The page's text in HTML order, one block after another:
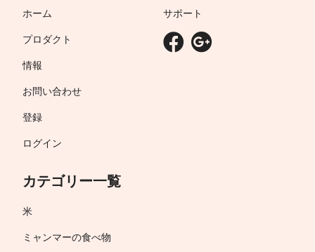
ホーム
プロダクト
情報
お問い合わせ
登録
ログイン
カテゴリー一覧
米
ミャンマーの食べ物
サポート